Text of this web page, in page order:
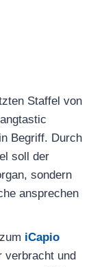
Staffel von
Begriff. Durch
soll der
sondern
ansprechen
iCapio
verbracht und